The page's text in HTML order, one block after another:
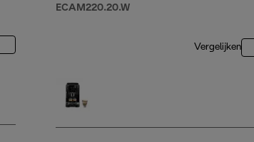
ECAM220.20.W
Vergelijken